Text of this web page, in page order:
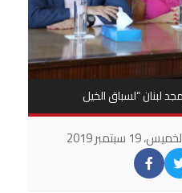
لبنان “لسباق الخيل
19 سبتمبر 2019